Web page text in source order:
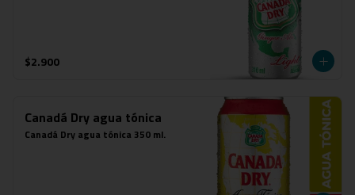
$2.900
Canadá Dry agua tónica
Canadá Dry agua tónica 350 ml.